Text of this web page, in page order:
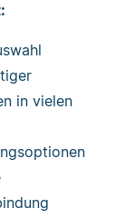
in vielen